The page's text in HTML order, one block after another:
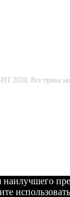
2020, Все права